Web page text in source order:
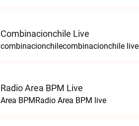
Combinacionchile Live
combinacionchilecombinacionchile live
Radio Area BPM Live
Area BPMRadio Area BPM live